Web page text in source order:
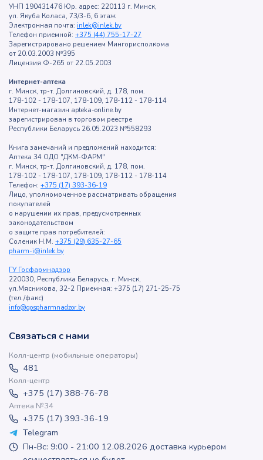
УНП 190431476 Юр. адрес: 220113 г. Минск,
ул. Якуба Коласа, 73/3-6, 6 этаж
Электронная почта: inlek@inlek.by
Телефон приемной: +375 (44) 755-17-27
Зарегистрировано решением Мингорисполкома
от 20.03.2003 №395
Лицензия Ф-265 от 22.05.2003
Интернет-аптека
г. Минск, тр-т. Долгиновский, д. 178, пом.
178-102 - 178-107, 178-109, 178-112 - 178-114
Интернет-магазин apteka-online.by
зарегистрирован в торговом реестре
Республики Беларусь 26.05.2023 №558293
Книга замечаний и предложений находится:
Аптека 34 ОДО "ДКМ-ФАРМ"
г. Минск, тр-т. Долгиновский, д. 178, пом.
178-102 - 178-107, 178-109, 178-112 - 178-114
Телефон: +375 (17) 393-36-19
Лицо, уполномоченное рассматривать обращения
покупателей
о нарушении их прав, предусмотренных
законодательством
о защите прав потребителей:
Соленик Н.М. +375 (29) 635-27-65
pharm-i@inlek.by
ГУ Госфармнадзор
220030, Республика Беларусь, г. Минск,
ул.Мясникова, 32-2 Приемная: +375 (17) 271-25-75
(тел./факс)
info@gospharmnadzor.by
Связаться с нами
Колл-центр (мобильные операторы)
481
Колл-центр
+375 (17) 388-76-78
Аптека №34
+375 (17) 393-36-19
Telegram
Пн-Вс: 9:00 - 21:00 12.08.2026 доставка курьером